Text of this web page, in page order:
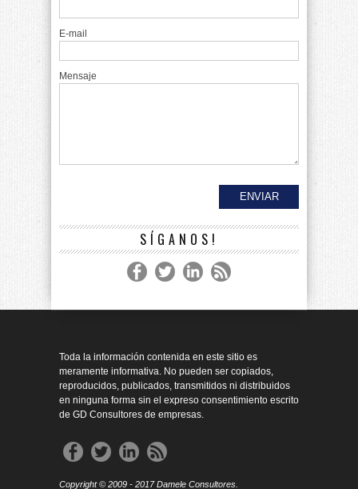
E-mail
Mensaje
SÍGANOS!
Toda la información contenida en este sitio es
meramente informativa. No pueden ser copiados,
reproducidos, publicados, transmitidos ni distribuidos
en ninguna forma sin el expreso consentimiento escrito
de GD Consultores de empresas.
Copyright © 2009 - 2017 Damele Consultores.